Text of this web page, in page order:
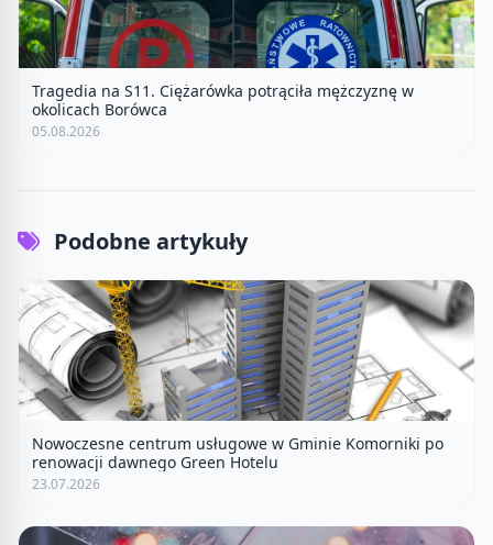
Tragedia na S11. Ciężarówka potrąciła mężczyznę w
okolicach Borówca
05.08.2026
Podobne artykuły
Nowoczesne centrum usługowe w Gminie Komorniki po
renowacji dawnego Green Hotelu
23.07.2026